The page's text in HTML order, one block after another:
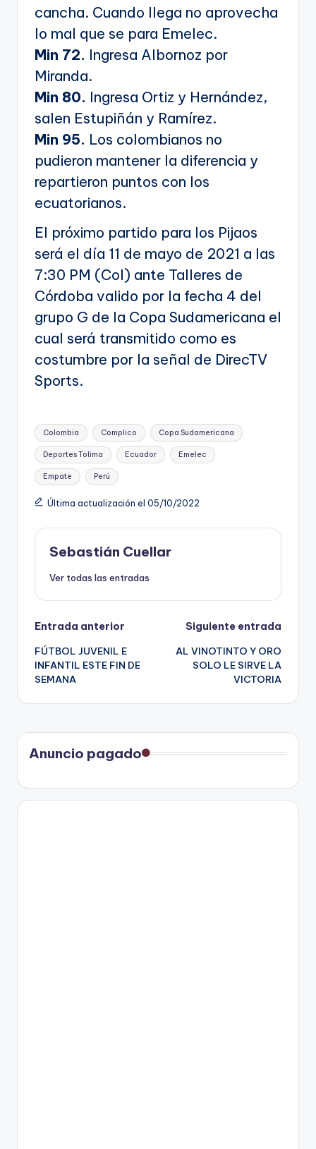
cancha. Cuando llega no aprovecha
lo mal que se para Emelec.
Min 72. Ingresa Albornoz por
Miranda.
Min 80. Ingresa Ortiz y Hernández,
salen Estupiñán y Ramírez.
Min 95. Los colombianos no
pudieron mantener la diferencia y
repartieron puntos con los
ecuatorianos.
El próximo partido para los Pijaos
será el día 11 de mayo de 2021 a las
7:30 PM (Col) ante Talleres de
Córdoba valido por la fecha 4 del
grupo G de la Copa Sudamericana el
cual será transmitido como es
costumbre por la señal de DirecTV
Sports.
Etiquetas:
Colombia Complico Copa Sudamericana
Deportes Tolima Ecuador Emelec
Empate Perú
Última actualización el 05/10/2022
Sebastián Cuellar
Ver todas las entradas
Navegación
de
entradas
Entrada anterior
FÚTBOL JUVENIL E
INFANTIL ESTE FIN DE
SEMANA
Siguiente entrada
AL VINOTINTO Y ORO
SOLO LE SIRVE LA
VICTORIA
Anuncio pagado